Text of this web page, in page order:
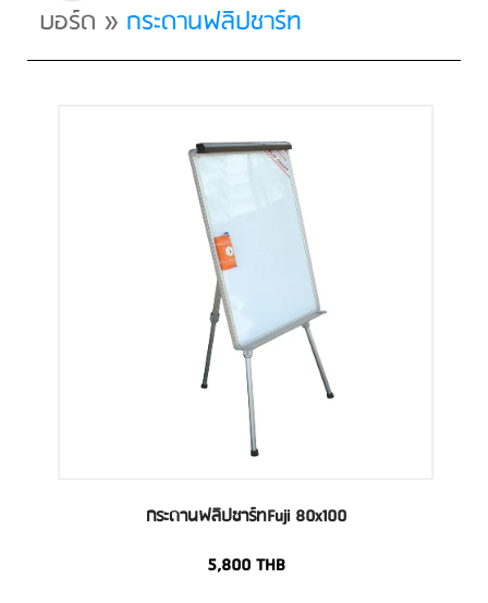
บอร์ด » กระดานฟลิปชาร์ท
กระดานฟลิปชาร์ทFuji 80x100
5,800THB